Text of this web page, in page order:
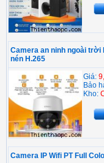
Camera an ninh ngoài trời
nén H.265
Giá:
Bảo
Kho:
Camera IP Wifi PT Full